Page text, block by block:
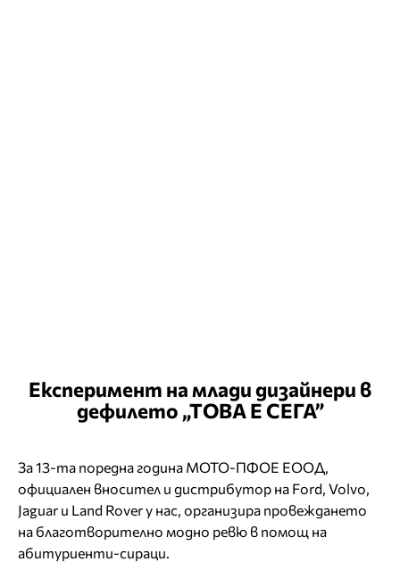
Експеримент на млади дизайнери в
дефилето „ТОВА Е СЕГА”
За 13-та поредна година МОТО-ПФОЕ ЕООД,
официален вносител и дистрибутор на Ford, Volvo,
Jaguar и Land Rover у нас, организира провеждането
на благотворително модно ревю в помощ на
абитуриенти-сираци.